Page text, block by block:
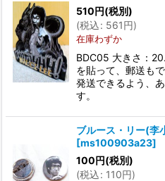
510円(税別)
(税込: 561円)
在庫わずか
BDC05 大きさ：
を貼って、郵送も
発送できるよう、
す。
ブルース・リー(李
[ms100903a23]
100円(税別)
(税込: 110円)